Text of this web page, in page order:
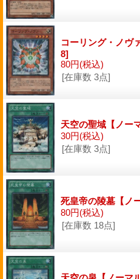
コーリング・ノヴ
8]
80円(税込)
[在庫数 3点]
天空の聖域【ノー
30円(税込)
[在庫数 3点]
死皇帝の陵墓【ノ
80円(税込)
[在庫数 18点]